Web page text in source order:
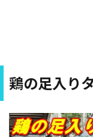
鶏の足入り